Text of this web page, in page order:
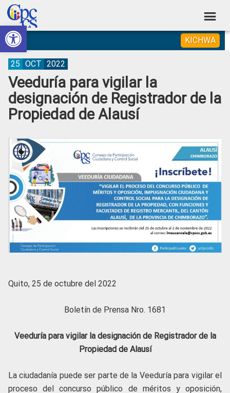
Abrir barra de herramientas
Skip
to
primary
navigation
Skip
to
main
content
Skip
to
primary
sidebar
Skip
to
footer
Consejo
de
Participación
Ciudadana
Control
Social
Construyendo
Poder
Ciudadano
KICHWA
Veeduría para vigilar la
designación de Registrador de la
Propiedad de Alausí
25 OCT 2022
Quito, 25 de octubre del 2022
Boletín de Prensa Nro. 1681
Veeduría para vigilar la designación de Registrador de la
Propiedad de Alausí
La ciudadanía puede ser parte de la Veeduría para vigilar el
proceso del concurso público de méritos y oposición,